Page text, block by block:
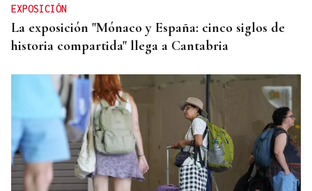
EXPOSICIÓN
La exposición "Mónaco y España: cinco siglos de
historia compartida" llega a Cantabria